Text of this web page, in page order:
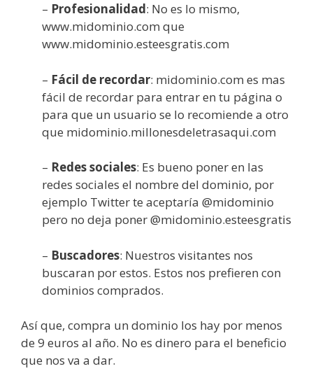
– Profesionalidad: No es lo mismo,
www.midominio.com que
www.midominio.esteesgratis.com
– Fácil de recordar: midominio.com es mas
fácil de recordar para entrar en tu página o
para que un usuario se lo recomiende a otro
que midominio.millonesdeletrasaqui.com
– Redes sociales: Es bueno poner en las
redes sociales el nombre del dominio, por
ejemplo Twitter te aceptaría @midominio
pero no deja poner @midominio.esteesgratis
– Buscadores: Nuestros visitantes nos
buscaran por estos. Estos nos prefieren con
dominios comprados.
Así que, compra un dominio los hay por menos
de 9 euros al año. No es dinero para el beneficio
que nos va a dar.